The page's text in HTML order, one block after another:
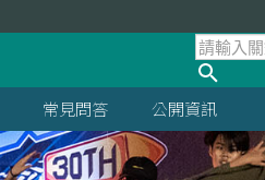
常見問答 公開資訊